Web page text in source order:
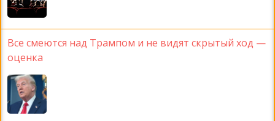
Все смеются над Трампом и не видят скрытый ход —
оценка